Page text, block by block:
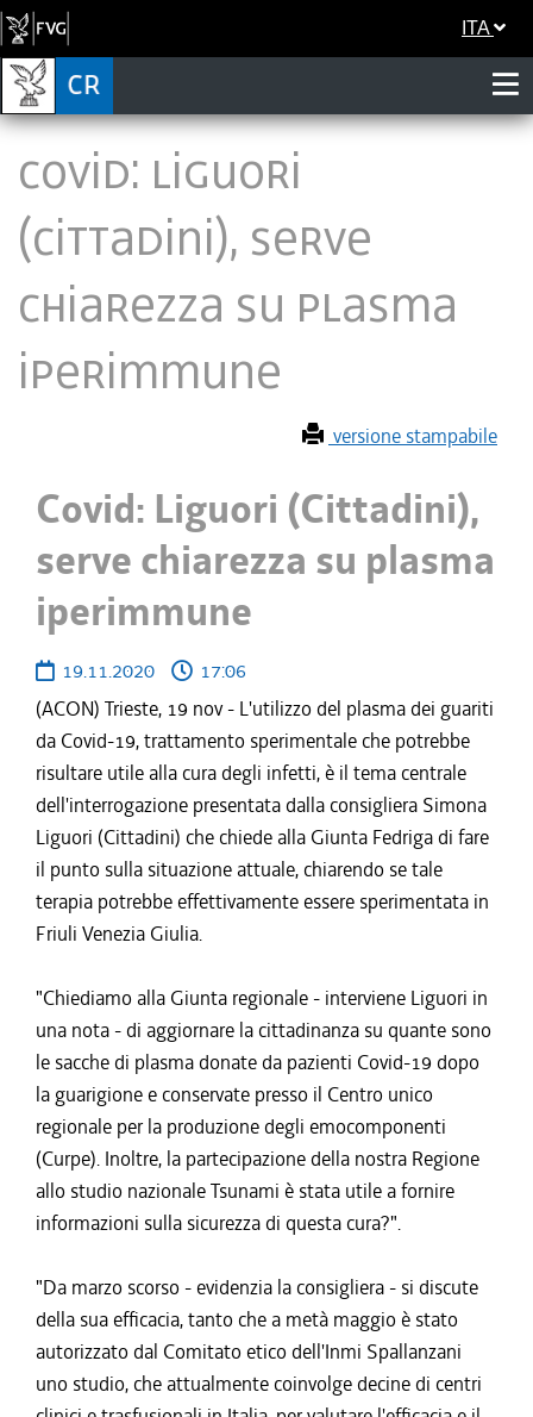
ITA
Covid: Liguori
(Cittadini), serve
chiarezza su plasma
iperimmune
versione stampabile
Covid: Liguori (Cittadini),
serve chiarezza su plasma
iperimmune
19.11.2020
17:06
(ACON) Trieste, 19 nov - L'utilizzo del plasma dei guariti
da Covid-19, trattamento sperimentale che potrebbe
risultare utile alla cura degli infetti, è il tema centrale
dell'interrogazione presentata dalla consigliera Simona
Liguori (Cittadini) che chiede alla Giunta Fedriga di fare
il punto sulla situazione attuale, chiarendo se tale
terapia potrebbe effettivamente essere sperimentata in
Friuli Venezia Giulia.
"Chiediamo alla Giunta regionale - interviene Liguori in
una nota - di aggiornare la cittadinanza su quante sono
le sacche di plasma donate da pazienti Covid-19 dopo
la guarigione e conservate presso il Centro unico
regionale per la produzione degli emocomponenti
(Curpe). Inoltre, la partecipazione della nostra Regione
allo studio nazionale Tsunami è stata utile a fornire
informazioni sulla sicurezza di questa cura?".
"Da marzo scorso - evidenzia la consigliera - si discute
della sua efficacia, tanto che a metà maggio è stato
autorizzato dal Comitato etico dell'Inmi Spallanzani
uno studio, che attualmente coinvolge decine di centri